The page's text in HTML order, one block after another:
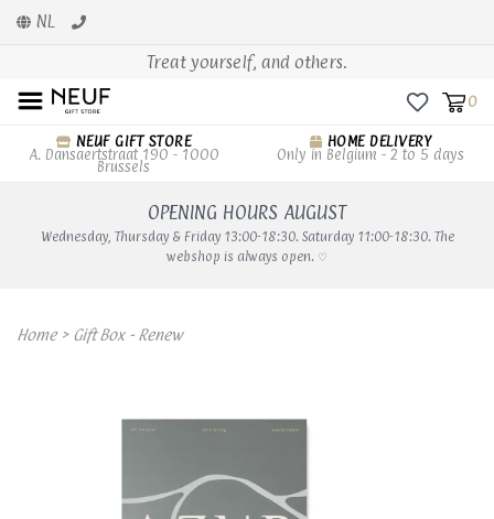
NL
Treat yourself, and others.
0
NEUF GIFT STORE
A. Dansaertstraat 190 - 1000
Brussels
HOME DELIVERY
Only in Belgium - 2 to 5 days
OPENING HOURS AUGUST
Wednesday, Thursday & Friday 13:00-18:30. Saturday 11:00-18:30. The
webshop is always open. ♡
Home> Gift Box - Renew